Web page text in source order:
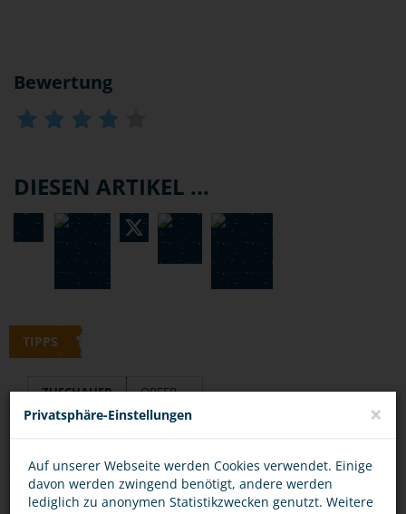
Bewertung
DIESEN ARTIKEL ...
TIPPS
ZUSCHAUER OPFER
schikaniert und nicht für voll genommen
werden!
Privatsphäre-Einstellungen ×
Auf unserer Webseite werden Cookies verwendet. Einige
davon werden zwingend benötigt, andere werden
lediglich zu anonymen Statistikzwecken genutzt. Weitere